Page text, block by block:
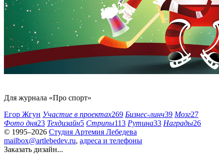
Для журнала «Про спорт»
Егор Жгун Участие в проектах269 Бизнес-линч39 Мозг27
Фото дня23 Техдизайн5 Стрипы113 Рутина33 Награды26
© 1995–2026 Студия Артемия Лебедева
mailbox@artlebedev.ru, адреса и телефоны
Заказать дизайн...